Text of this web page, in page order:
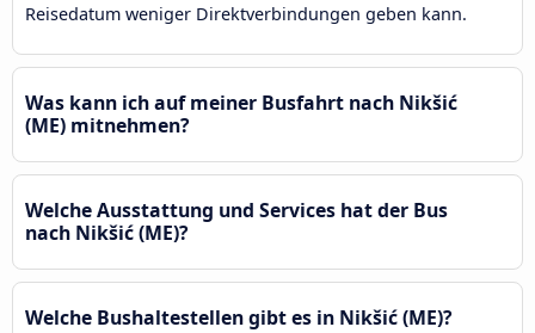
Reisedatum weniger Direktverbindungen geben kann.
Was kann ich auf meiner Busfahrt nach Nikšić
(ME) mitnehmen?
Welche Ausstattung und Services hat der Bus
nach Nikšić (ME)?
Welche Bushaltestellen gibt es in Nikšić (ME)?